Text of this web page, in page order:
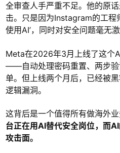
全审查人手严重不足。他的原
击。只是因为Instagram的工程
使用AI’，同时对安全问题毫无
Meta在2026年3月上线了这个
——自动处理密码重置、两步验
单。但上线两个月后，已经被
逻辑漏洞。
这背后是一个值得所有做海外业
台正在用AI替代安全岗位，而
攻击面。